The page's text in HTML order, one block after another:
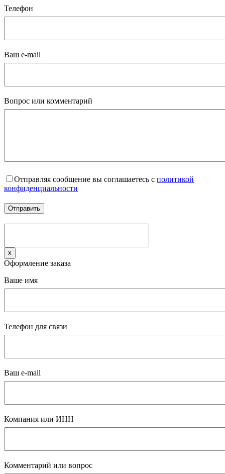
Телефон
Ваш e-mail
Вопрос или комментарий
Отправляя сообщение вы соглашаетесь с политикой
конфиденциальности
x
Оформление заказа
Ваше имя
Телефон для связи
Ваш e-mail
Компания или ИНН
Комментарий или вопрос